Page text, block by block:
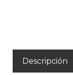
Descripción